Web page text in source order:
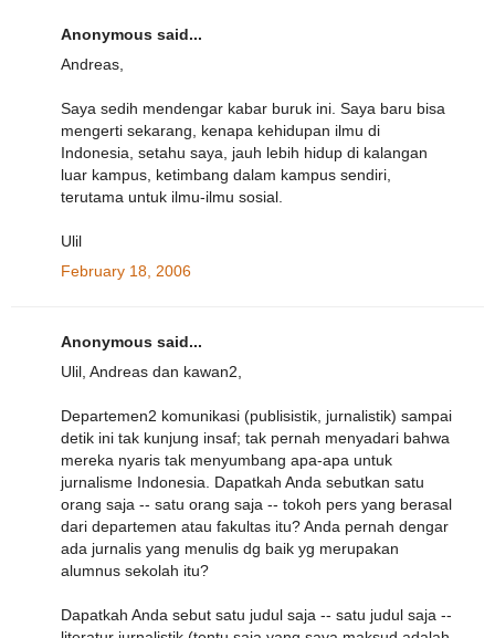
Anonymous said...
Andreas,
Saya sedih mendengar kabar buruk ini. Saya baru bisa
mengerti sekarang, kenapa kehidupan ilmu di
Indonesia, setahu saya, jauh lebih hidup di kalangan
luar kampus, ketimbang dalam kampus sendiri,
terutama untuk ilmu-ilmu sosial.
Ulil
February 18, 2006
Anonymous said...
Ulil, Andreas dan kawan2,
Departemen2 komunikasi (publisistik, jurnalistik) sampai
detik ini tak kunjung insaf; tak pernah menyadari bahwa
mereka nyaris tak menyumbang apa-apa untuk
jurnalisme Indonesia. Dapatkah Anda sebutkan satu
orang saja -- satu orang saja -- tokoh pers yang berasal
dari departemen atau fakultas itu? Anda pernah dengar
ada jurnalis yang menulis dg baik yg merupakan
alumnus sekolah itu?
Dapatkah Anda sebut satu judul saja -- satu judul saja --